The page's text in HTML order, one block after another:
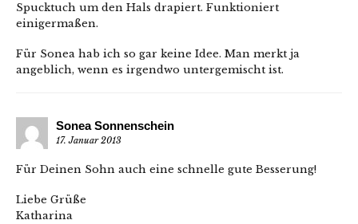
Spucktuch um den Hals drapiert. Funktioniert
einigermaßen.
Für Sonea hab ich so gar keine Idee. Man merkt ja
angeblich, wenn es irgendwo untergemischt ist.
Sonea Sonnenschein
17. Januar 2013
Für Deinen Sohn auch eine schnelle gute Besserung!
Liebe Grüße
Katharina